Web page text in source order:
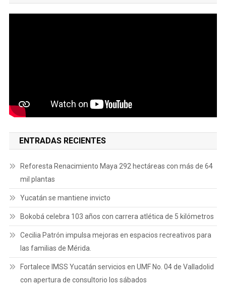
ENTRADAS RECIENTES
Reforesta Renacimiento Maya 292 hectáreas con más de 64
mil plantas
Yucatán se mantiene invicto
Bokobá celebra 103 años con carrera atlética de 5 kilómetros
Cecilia Patrón impulsa mejoras en espacios recreativos para
las familias de Mérida.
Fortalece IMSS Yucatán servicios en UMF No. 04 de Valladolid
con apertura de consultorio los sábados